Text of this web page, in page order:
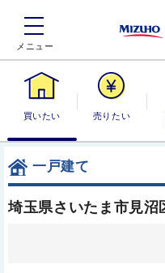
買いたい 売りたい
一戸建て
埼玉県さいたま市見沼